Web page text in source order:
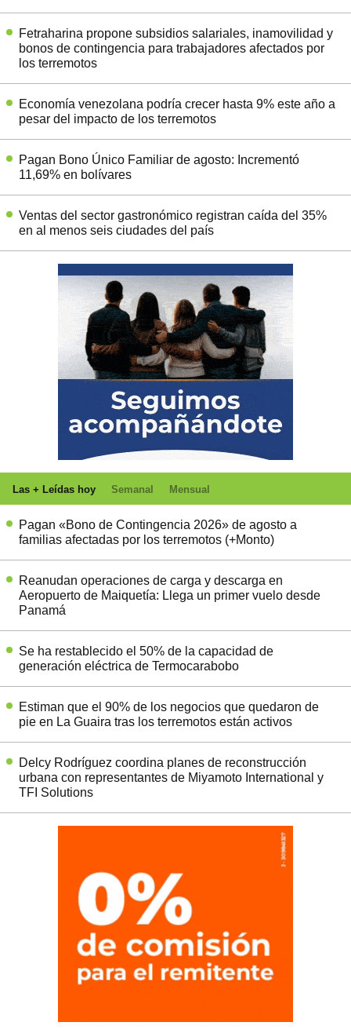
Fetraharina propone subsidios salariales, inamovilidad y
bonos de contingencia para trabajadores afectados por
los terremotos
Economía venezolana podría crecer hasta 9% este año a
pesar del impacto de los terremotos
Pagan Bono Único Familiar de agosto: Incrementó
11,69% en bolívares
Ventas del sector gastronómico registran caída del 35%
en al menos seis ciudades del país
Las + Leídas hoy Semanal Mensual
Pagan «Bono de Contingencia 2026» de agosto a
familias afectadas por los terremotos (+Monto)
Reanudan operaciones de carga y descarga en
Aeropuerto de Maiquetía: Llega un primer vuelo desde
Panamá
Se ha restablecido el 50% de la capacidad de
generación eléctrica de Termocarabobo
Estiman que el 90% de los negocios que quedaron de
pie en La Guaira tras los terremotos están activos
Delcy Rodríguez coordina planes de reconstrucción
urbana con representantes de Miyamoto International y
TFI Solutions